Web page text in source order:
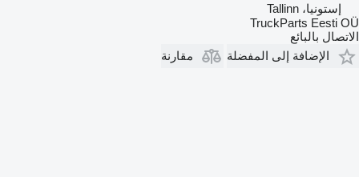
إستونيا، Tallinn
TruckParts Eesti OÜ
الاتصال بالبائع
الإضافة إلى المفضلة
مقارنة